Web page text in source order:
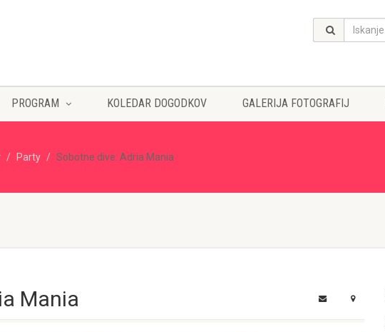
PROGRAM KOLEDAR DOGODKOV GALERIJA FOTOGRAFIJ
Party Sobotne dive: Adria Mania
Mania